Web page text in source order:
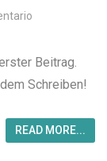
Beitrag.
Schreiben!
READ MORE...